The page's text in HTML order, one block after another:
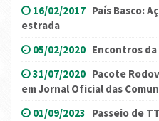
16/02/2017 País Basco:
estrada
05/02/2020 Encontros
31/07/2020 Pacote
em Jornal Oficial das
01/09/2023 Passeio de